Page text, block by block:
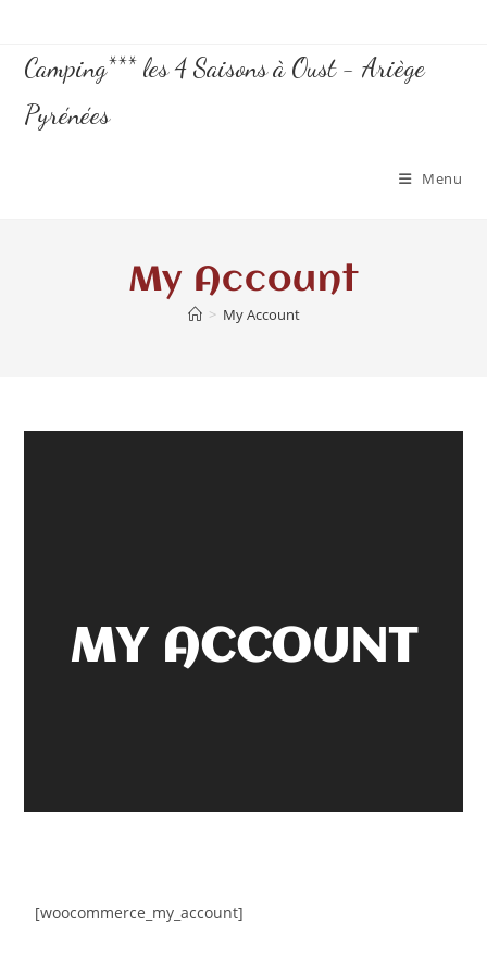
Camping*** les 4 Saisons à Oust - Ariège
Pyrénées
Menu
My Account
> My Account
MY ACCOUNT
[woocommerce_my_account]